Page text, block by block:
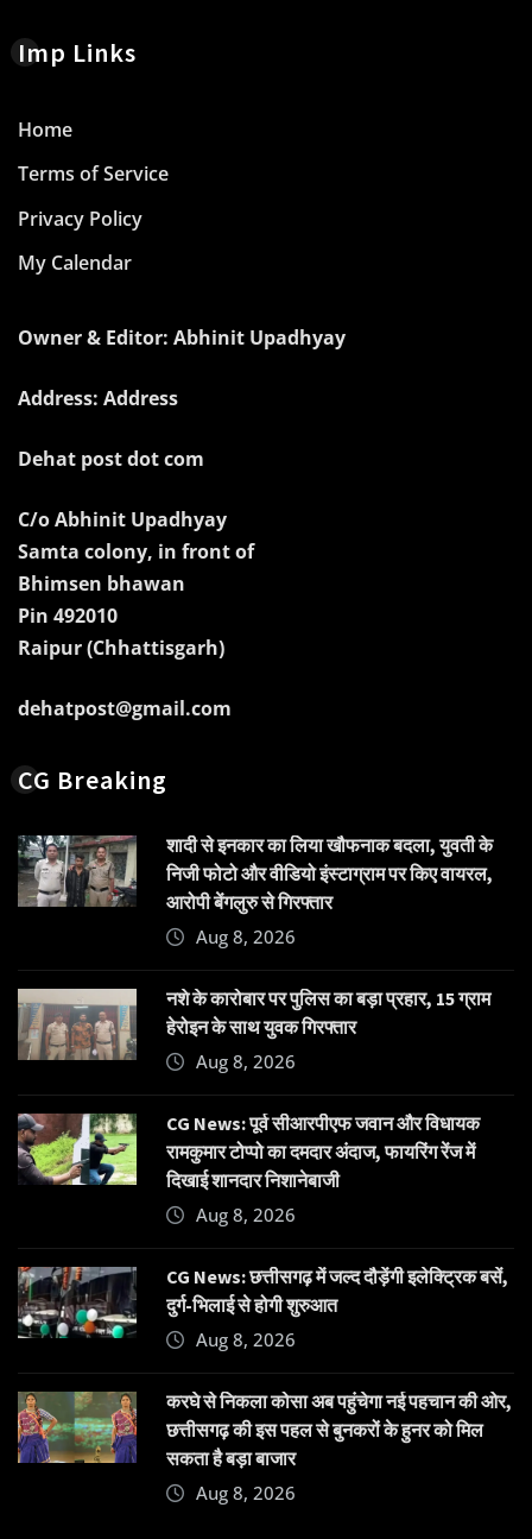
Imp Links
Home
Terms of Service
Privacy Policy
My Calendar
Owner & Editor: Abhinit Upadhyay
Address: Address
Dehat post dot com
C/o Abhinit Upadhyay
Samta colony, in front of
Bhimsen bhawan
Pin 492010
Raipur (Chhattisgarh)
dehatpost@gmail.com
CG Breaking
शादी से इनकार का लिया खौफनाक बदला, युवती के
निजी फोटो और वीडियो इंस्टाग्राम पर किए वायरल,
आरोपी बेंगलुरु से गिरफ्तार
Aug 8, 2026
नशे के कारोबार पर पुलिस का बड़ा प्रहार, 15 ग्राम
हेरोइन के साथ युवक गिरफ्तार
Aug 8, 2026
CG News: पूर्व सीआरपीएफ जवान और विधायक
रामकुमार टोप्पो का दमदार अंदाज, फायरिंग रेंज में
दिखाई शानदार निशानेबाजी
Aug 8, 2026
CG News: छत्तीसगढ़ में जल्द दौड़ेंगी इलेक्ट्रिक बसें,
दुर्ग-भिलाई से होगी शुरुआत
Aug 8, 2026
करघे से निकला कोसा अब पहुंचेगा नई पहचान की ओर,
छत्तीसगढ़ की इस पहल से बुनकरों के हुनर को मिल
सकता है बड़ा बाजार
Aug 8, 2026